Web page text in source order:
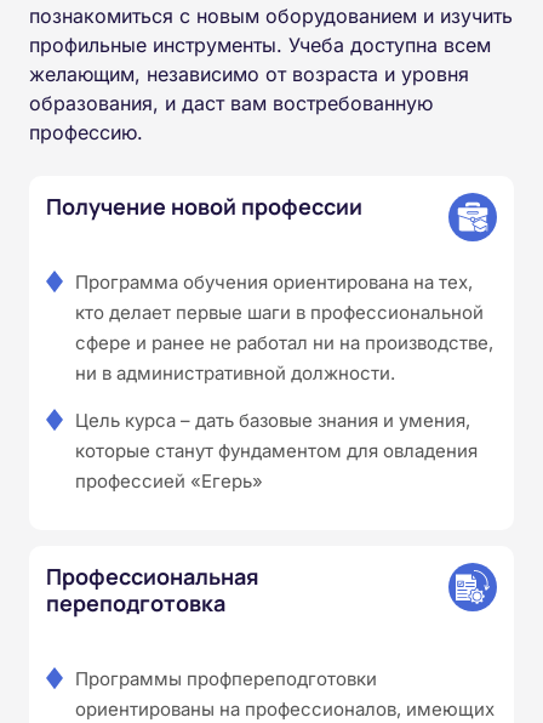
познакомиться с новым оборудованием и изучить
профильные инструменты. Учеба доступна всем
желающим, независимо от возраста и уровня
образования, и даст вам востребованную
профессию.
Получение новой профессии
Программа обучения ориентирована на тех,
кто делает первые шаги в профессиональной
сфере и ранее не работал ни на производстве,
ни в административной должности.
Цель курса – дать базовые знания и умения,
которые станут фундаментом для овладения
профессией «Егерь»
Профессиональная
переподготовка
Программы профпереподготовки
ориентированы на профессионалов, имеющих